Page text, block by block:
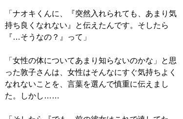
「ナオキくんに、『突然入れられても、あまり気
持ち良くなれない』と伝えたんです。そしたら
『…そうなの？』って」
「女性の体についてあまり知らないのかな」と思
った敦子さんは、女性はそんなにすぐ気持ちよく
なれないことを、言葉を選んで慎重に伝えまし
た。しかし……